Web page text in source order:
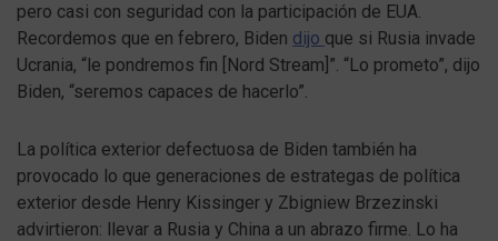
pero casi con seguridad con la participación de EUA.
Recordemos que en febrero, Biden dijo que si Rusia invade
Ucrania, “le pondremos fin [Nord Stream]”. “Lo prometo”, dijo
Biden, “seremos capaces de hacerlo”.
La política exterior defectuosa de Biden también ha
provocado lo que generaciones de estrategas de política
exterior desde Henry Kissinger y Zbigniew Brzezinski
advirtieron: llevar a Rusia y China a un abrazo firme. Lo ha